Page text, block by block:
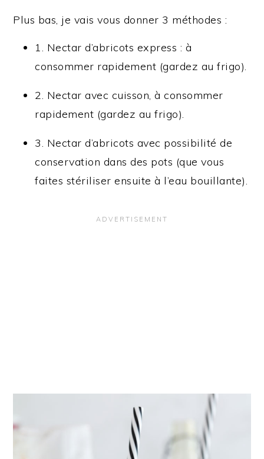
Plus bas, je vais vous donner 3 méthodes :
1. Nectar d’abricots express : à
consommer rapidement (gardez au frigo).
2. Nectar avec cuisson, à consommer
rapidement (gardez au frigo).
3. Nectar d’abricots avec possibilité de
conservation dans des pots (que vous
faites stériliser ensuite à l’eau bouillante).